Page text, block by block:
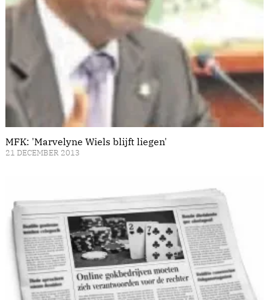
MFK: 'Marvelyne Wiels blijft liegen'
21 DECEMBER 2013